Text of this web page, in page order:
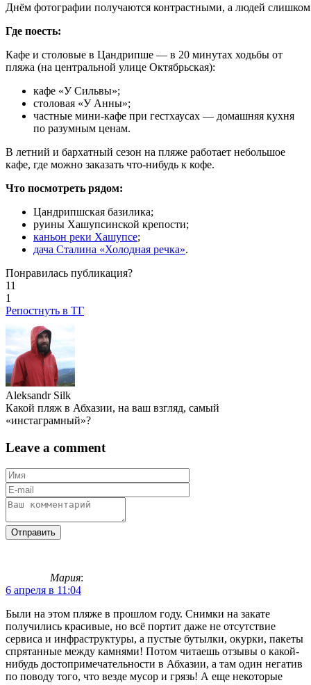
Днём фотографии получаются контрастными, а людей
Где поесть:
Кафе и столовые в Цандрипше — в 20 минутах ходьбы от
пляжа (на центральной улице Октябрьская):
кафе «У Сильвы»;
столовая «У Анны»;
частные мини-кафе при гестхаусах — домашняя кухня
по разумным ценам.
В летний и бархатный сезон на пляже работает небольшое
кафе, где можно заказать что-нибудь к кофе.
Что посмотреть рядом:
Цандрипшская базилика;
руины Хашупсинской крепости;
каньон реки Хашупсе;
дача Сталина «Холодная речка».
Понравилась публикация?
11
1
Репостнуть в ТГ
Aleksandr Silk
Какой пляж в Абхазии, на ваш взгляд, самый
«инстаграмный»?
Leave a comment
Мария:
6 апреля в 11:04
Были на этом пляже в прошлом году. Снимки на закате
получились красивые, но всё портит даже не отсутствие
сервиса и инфраструктуры, а пустые бутылки, окурки, пакеты
спрятанные между камнями! Потом читаешь отзывы о какой-
нибудь достопримечательности в Абхазии, а там один негатив
по поводу того, что везде мусор и грязь! А еще некоторые